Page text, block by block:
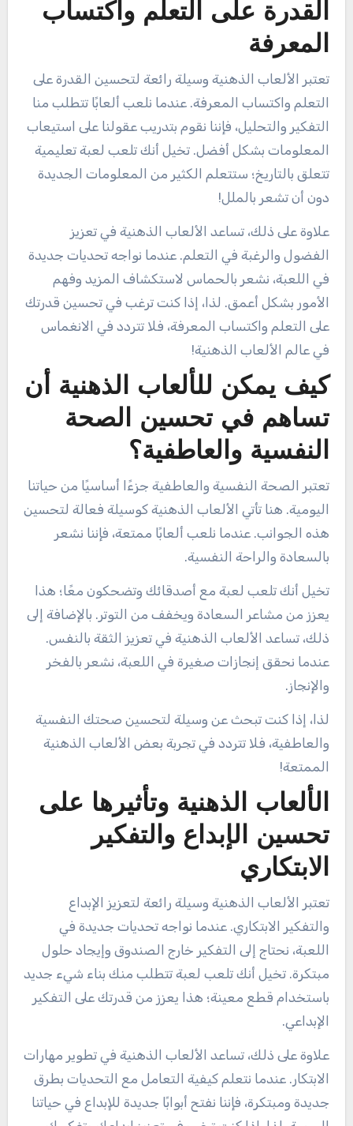
القدرة على التعلم واكتساب
المعرفة
تعتبر الألعاب الذهنية وسيلة رائعة لتحسين القدرة على
التعلم واكتساب المعرفة. عندما نلعب ألعابًا تتطلب منا
التفكير والتحليل، فإننا نقوم بتدريب عقولنا على استيعاب
المعلومات بشكل أفضل. تخيل أنك تلعب لعبة تعليمية
تتعلق بالتاريخ؛ ستتعلم الكثير من المعلومات الجديدة
دون أن تشعر بالملل!
علاوة على ذلك، تساعد الألعاب الذهنية في تعزيز
الفضول والرغبة في التعلم. عندما نواجه تحديات جديدة
في اللعبة، نشعر بالحماس لاستكشاف المزيد وفهم
الأمور بشكل أعمق. لذا، إذا كنت ترغب في تحسين قدرتك
على التعلم واكتساب المعرفة، فلا تتردد في الانغماس
في عالم الألعاب الذهنية!
كيف يمكن للألعاب الذهنية أن
تساهم في تحسين الصحة
النفسية والعاطفية؟
تعتبر الصحة النفسية والعاطفية جزءًا أساسيًا من حياتنا
اليومية. هنا تأتي الألعاب الذهنية كوسيلة فعالة لتحسين
هذه الجوانب. عندما نلعب ألعابًا ممتعة، فإننا نشعر
بالسعادة والراحة النفسية.
تخيل أنك تلعب لعبة مع أصدقائك وتضحكون معًا؛ هذا
يعزز من مشاعر السعادة ويخفف من التوتر. بالإضافة إلى
ذلك، تساعد الألعاب الذهنية في تعزيز الثقة بالنفس.
عندما نحقق إنجازات صغيرة في اللعبة، نشعر بالفخر
والإنجاز.
لذا، إذا كنت تبحث عن وسيلة لتحسين صحتك النفسية
والعاطفية، فلا تتردد في تجربة بعض الألعاب الذهنية
الممتعة!
الألعاب الذهنية وتأثيرها على
تحسين الإبداع والتفكير
الابتكاري
تعتبر الألعاب الذهنية وسيلة رائعة لتعزيز الإبداع
والتفكير الابتكاري. عندما نواجه تحديات جديدة في
اللعبة، نحتاج إلى التفكير خارج الصندوق وإيجاد حلول
مبتكرة. تخيل أنك تلعب لعبة تتطلب منك بناء شيء جديد
باستخدام قطع معينة؛ هذا يعزز من قدرتك على التفكير
الإبداعي.
علاوة على ذلك، تساعد الألعاب الذهنية في تطوير مهارات
الابتكار. عندما نتعلم كيفية التعامل مع التحديات بطرق
جديدة ومبتكرة، فإننا نفتح أبوابًا جديدة للإبداع في حياتنا